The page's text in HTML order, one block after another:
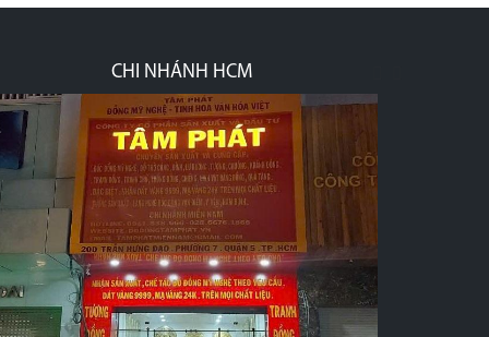
CHI NHÁNH HCM